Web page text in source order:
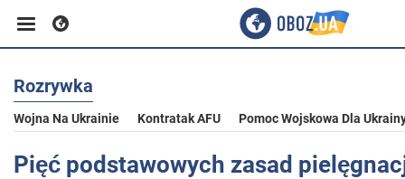
Biznes
Sport
Rozrywka
Wojna Na Ukrainie Kontratak AFU Pomoc Wojskowa Dla
Pięć podstawowych zasad